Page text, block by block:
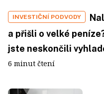
INVESTIČNÍ PODVODY
a přišli o velké
jste neskončili
6 minut čtení